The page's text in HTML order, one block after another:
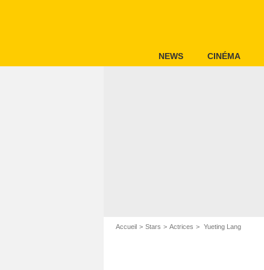
NEWS CINÉMA
Accueil Stars Actrices Yueting Lang